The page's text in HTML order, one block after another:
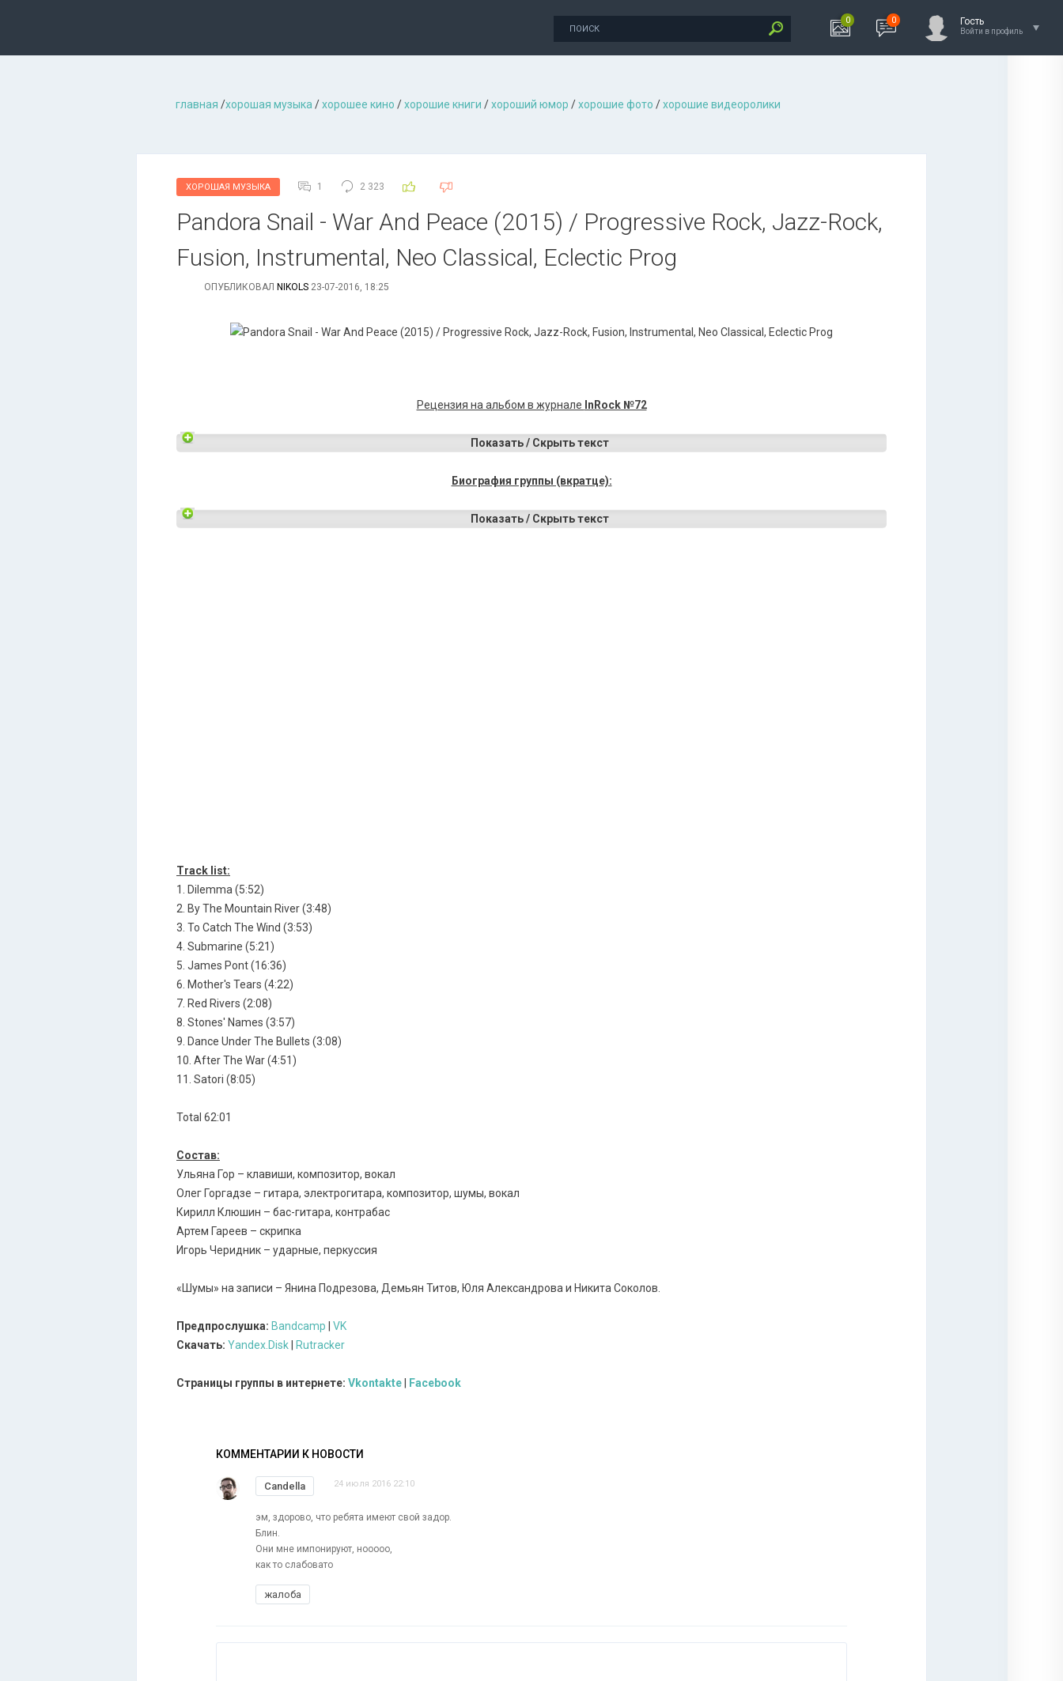
0 0 Гость
Войти в профиль
главная /хорошая музыкa /хорошее кино /хорошие книги /хороший юмор /хорошие фото /хорошие видеоролики
ХОРОШАЯ МУЗЫКА 1 2 323
Pandora Snail - War And Peace (2015) / Progressive Rock, Jazz-Rock,
Fusion, Instrumental, Neo Classical, Eclectic Prog
ОПУБЛИКОВАЛ NIKOLS 23-07-2016, 18:25
Рецензия на альбом в журнале InRock №72
Показать / Скрыть текст
Биография группы (вкратце):
Показать / Скрыть текст
Track list:
1. Dilemma (5:52)
2. By The Mountain River (3:48)
3. To Catch The Wind (3:53)
4. Submarine (5:21)
5. James Pont (16:36)
6. Mother's Tears (4:22)
7. Red Rivers (2:08)
8. Stones' Names (3:57)
9. Dance Under The Bullets (3:08)
10. After The War (4:51)
11. Satori (8:05)
Total 62:01
Состав:
Ульяна Гор – клавиши, композитор, вокал
Олег Горгадзе – гитара, электрогитара, композитор, шумы, вокал
Кирилл Клюшин – бас-гитара, контрабас
Артем Гареев – скрипка
Игорь Черидник – ударные, перкуссия
«Шумы» на записи – Янина Подрезова, Демьян Титов, Юля Александрова и Никита Соколов.
Предпрослушка: Bandcamp
VK
Скачать: Yandex.Disk Rutracker
Страницы группы в интернете: Vkontakte Facebook
КОММЕНТАРИИ К НОВОСТИ
Candella 24 июля 2016 22:10
эм, здорово, что ребята имеют свой задор.
Блин.
Они мне импонируют, нооооо,
как то слабовато
жалоба